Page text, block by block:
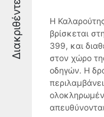
Διακριθέντες
Η
βρίσκεται
399, και
στον χώρο
οδηγών. Η